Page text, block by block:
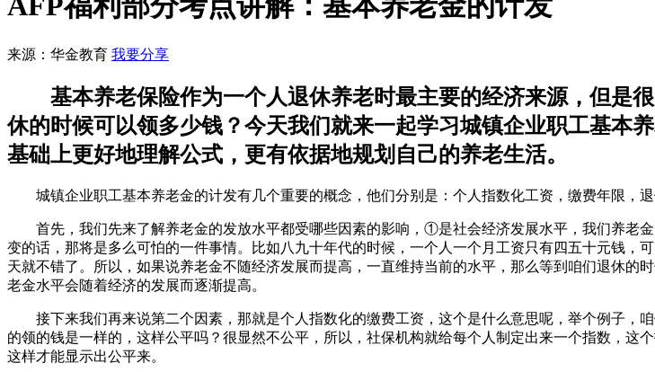
来源：华金教育 我要分享
基本养老保险作为一个人退休养老时最主要的经济来源，但是
休的时候可以领多少钱？今天我们就来一起学习城镇企业职工基本
基础上更好地理解公式，更有依据地规划自己的养老生活。
城镇企业职工基本养老金的计发有几个重要的概念，他们分别是：个人指数化工资，缴费年限，退
首先，我们先来了解养老金的发放水平都受哪些因素的影响，①是社会经济发展水平，我们养老
变的话，那将是多么可怕的一件事情。比如八九十年代的时候，一个人一个月工资只有四五十元钱
天就不错了。所以，如果说养老金不随经济发展而提高，一直维持当前的水平，那么等到咱们退休
老金水平会随着经济的发展而逐渐提高。
接下来我们再来说第二个因素，那就是个人指数化的缴费工资，这个是什么意思呢，举个例子，
的领的钱是一样的，这样公平吗？很显然不公平，所以，社保机构就给每个人制定出来一个指数，这
这样才能显示出公平来。